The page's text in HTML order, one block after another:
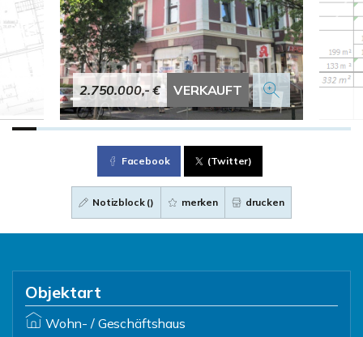
2.750.000,- € VERKAUFT
Facebook (Twitter)
Notizblock () merken drucken
Objektart
Wohn- / Geschäftshaus